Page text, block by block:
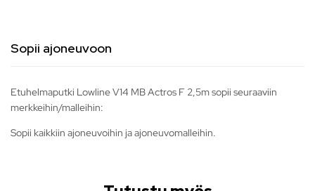
Sopii ajoneuvoon
Etuhelmaputki Lowline V14 MB Actros F 2,5m sopii seuraaviin
merkkeihin/malleihin:
Sopii kaikkiin ajoneuvoihin ja ajoneuvomalleihin.